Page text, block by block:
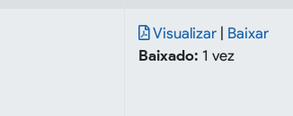
Visualizar
Baixar
Baixado: 1 vez